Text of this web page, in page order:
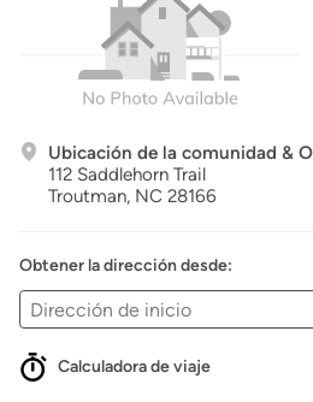
Ubicación de la comunidad &
112 Saddlehorn Trail
Troutman, NC 28166
Obtener la dirección desde:
Calculadora de viaje